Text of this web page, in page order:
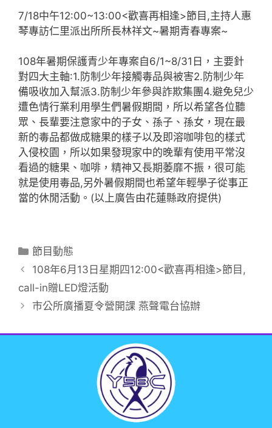
7/18中午12:00~13:00<歡喜再相逢>節目,主持人惠
琴專訪仁里派出所所長林祥文~暑期青春專案~
108年暑期保護青少年專案自6/1~8/31日，主要針
對四大主軸:1.防制少年接觸毒品與被害2.防制少年
備吸收加入幫派3.防制少年參與詐欺集團4.避免兒少
遭色情行業利用學生們暑假期間，所以希望各位聽
眾、長輩要注意家中的子女、孫子、孫女，現在最
新的毒品都做成糖果的樣子以及即溶咖啡包的樣式
入侵校園，所以如果發現家中的晚輩有使用平常沒
看過的糖果、咖啡，精神又長期萎靡不振，很可能
就是使用毒品,另外暑假期間也希望年輕學子從事正
當的休閒活動。(以上廣告由花蓮縣政府提供)
節目動態
108年6月13日星期四12:00<歡喜再相逢>節目,
call-in贈LED燈活動
市公所廣播夏令營開課 燕聲電台協辦